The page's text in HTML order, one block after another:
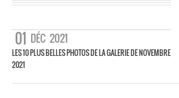
01 DÉC 2021
LES 10 PLUS BELLES PHOTOS DE LA GALERIE DE NOVEMBRE
2021